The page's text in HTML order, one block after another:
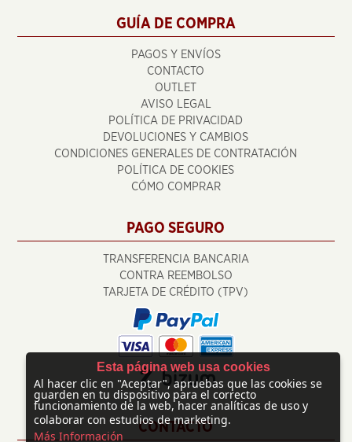
GUÍA DE COMPRA
PAGOS Y ENVÍOS
CONTACTO
OUTLET
AVISO LEGAL
POLÍTICA DE PRIVACIDAD
DEVOLUCIONES Y CAMBIOS
CONDICIONES GENERALES DE CONTRATACIÓN
POLÍTICA DE COOKIES
CÓMO COMPRAR
PAGO SEGURO
TRANSFERENCIA BANCARIA
CONTRA REEMBOLSO
TARJETA DE CRÉDITO (TPV)
CONTACTO
Esta página web usa cookies
Al hacer clic en "Aceptar", apruebas que las cookies se
guarden en tu dispositivo para el correcto
funcionamiento de la web, hacer analíticas de uso y
colaborar con estudios de marketing.
Más Información